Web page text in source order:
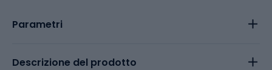
Parametri
Descrizione del prodotto